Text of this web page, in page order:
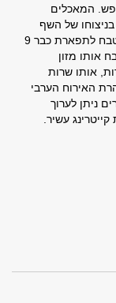
המאכלים
של השף
אבו-מוראד שמחזיק מטבח לתפארת כבר 9
אותו מזון
אותו שרות
האירוח הערבי
ניתן לערוך
עשיר.